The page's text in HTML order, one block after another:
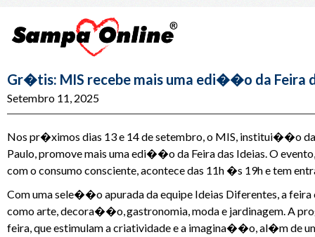
Gr�tis: MIS recebe mais uma edi��o da Feira
Setembro 11, 2025
Nos pr�ximos dias 13 e 14 de setembro, o MIS, institui��o
Paulo, promove mais uma edi��o da Feira das Ideias. O
com o consumo consciente, acontece das 11h �s 19h e tem
Com uma sele��o apurada da equipe Ideias Diferentes, a
como arte, decora��o, gastronomia, moda e jardinagem. A
feira, que estimulam a criatividade e a imagina��o, al�m de